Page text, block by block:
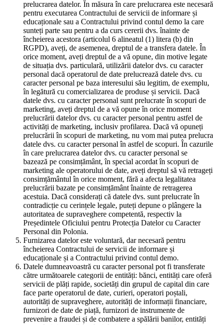
prelucrarea datelor. În măsura în care prelucrarea este necesară
pentru executarea Contractului de servicii de informare și
educaționale sau a Contractului privind contul demo la care
sunteți parte sau pentru a da curs cererii dvs. înainte de
încheierea acestora (articolul 6 alineatul (1) litera (b) din
RGPD), aveți, de asemenea, dreptul de a transfera datele. În
orice moment, aveți dreptul de a vă opune, din motive legate
de situația dvs. particulară, utilizării datelor dvs. cu caracter
personal dacă operatorul de date prelucrează datele dvs. cu
caracter personal pe baza interesului său legitim, de exemplu,
în legătură cu comercializarea de produse și servicii. Dacă
datele dvs. cu caracter personal sunt prelucrate în scopuri de
marketing, aveți dreptul de a vă opune în orice moment
prelucrării datelor dvs. cu caracter personal pentru astfel de
activități de marketing, inclusiv profilarea. Dacă vă opuneți
prelucrării în scopuri de marketing, nu vom mai putea prelucra
datele dvs. cu caracter personal în astfel de scopuri. În cazurile
în care prelucrarea datelor dvs. cu caracter personal se
bazează pe consimțământ, în special acordat în scopuri de
marketing ale operatorului de date, aveți dreptul să vă retrageți
consimțământul în orice moment, fără a afecta legalitatea
prelucrării bazate pe consimțământ înainte de retragerea
acestuia. Dacă considerați că datele dvs. sunt prelucrate în
contradicție cu cerințele legale, puteți depune o plângere la
autoritatea de supraveghere competentă, respectiv la
Președintele Oficiului pentru Protecția Datelor cu Caracter
Personal din Polonia.
Furnizarea datelor este voluntară, dar necesară pentru
încheierea Contractului de servicii de informare și
educaționale și a Contractului privind contul demo.
Datele dumneavoastră cu caracter personal pot fi transferate
către următoarele categorii de entități: bănci, entități care oferă
servicii de plăți rapide, societăți din grupul de capital din care
face parte operatorul de date, curieri, operatori poștali,
autorități de supraveghere, autorități de informații financiare,
furnizori de date de piață, furnizori de instrumente de
prevenire a fraudei și de combatere a spălării banilor, entități